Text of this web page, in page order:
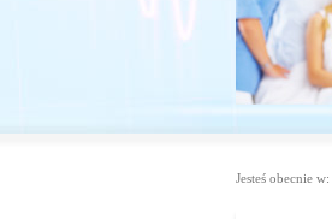
Jesteś obecnie w: